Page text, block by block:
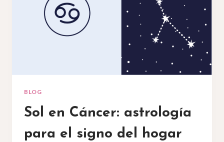
DE
UN
CAPRICORNIO
BLOG
Sol en Cáncer: astrología
para el signo del hogar